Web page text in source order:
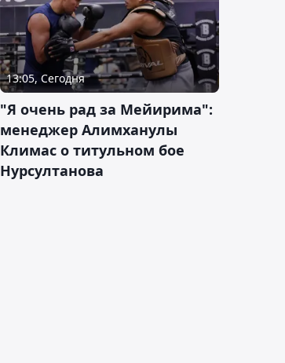
13:05, Сегодня
"Я очень рад за Мейирима":
менеджер Алимханулы
Климас о титульном бое
Нурсултанова